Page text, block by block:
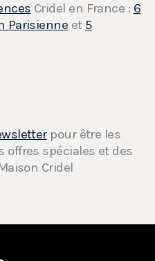
Cridel en France : 6
Parisienne et 5
pour être les
offres spéciales et des
Cridel